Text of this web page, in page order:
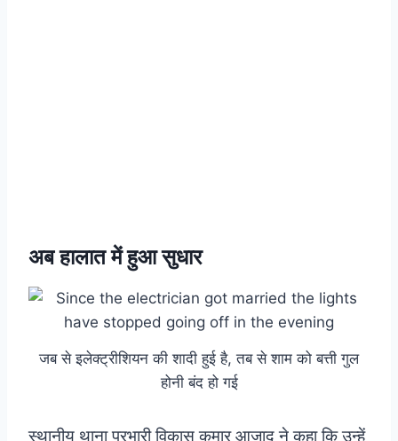
अब हालात में हुआ सुधार
जब से इलेक्ट्रीशियन की शादी हुई है, तब से शाम को बत्ती गुल
होनी बंद हो गई
स्थानीय थाना प्रभारी विकास कुमार आजाद ने कहा कि उन्हें